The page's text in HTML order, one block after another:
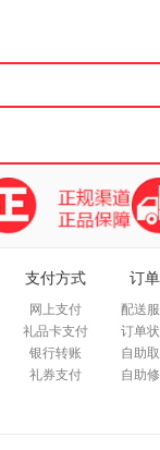
支付方式
网上支付
礼品卡支付
银行转账
礼券支付
订
配送
订单
自助
自助